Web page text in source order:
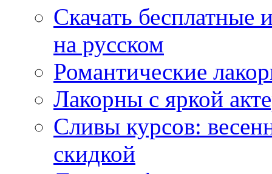
Скачать
на русском
Романтические
Лакорны с яркой
Сливы курсов:
скидкой